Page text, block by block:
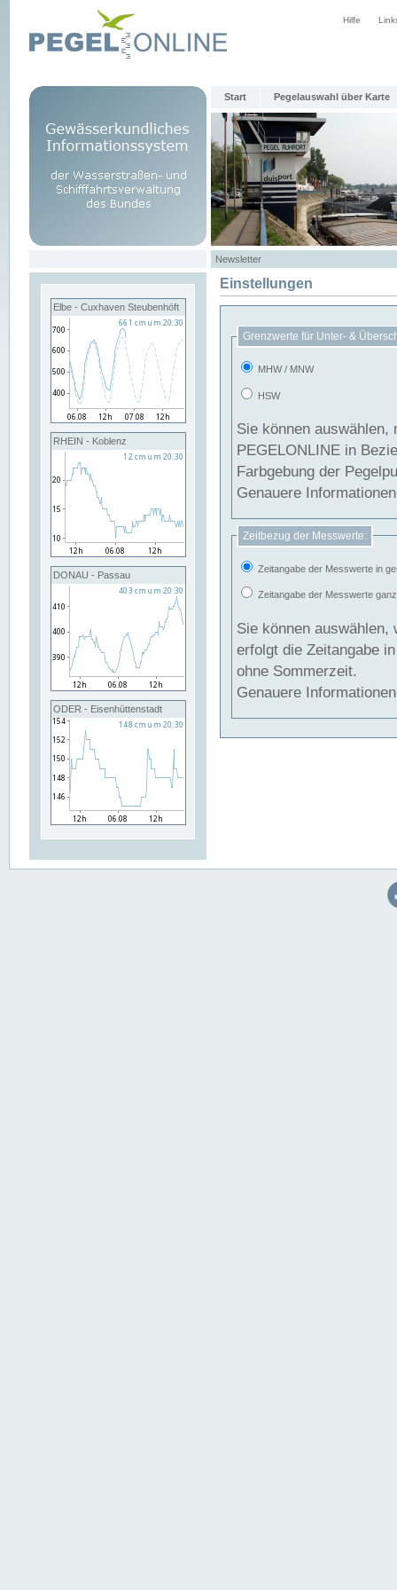
Hilfe
Start Pegelauswahl über Karte
Newsletter
Elbe - Cuxhaven Steubenhöft
RHEIN - Koblenz
DONAU - Passau
ODER - Eisenhüttenstadt
Einstellungen
Grenzwerte für Unter- &
MHW / MNW
HSW
Sie können
PEGELONLINE in Beziehung
Farbgebung der
Genauere
Zeitbezug der Messwerte:
Zeitangabe der Messwerte in
Zeitangabe der Messwerte
Sie können auswählen,
erfolgt die Zeitangabe
ohne Sommerzeit.
Genauere